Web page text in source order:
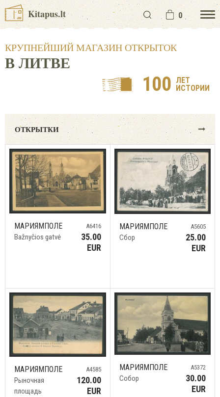
Kitapus.lt 0
КРУПНЕЙШИЙ МАГАЗИН ОТКРЫТОК
В ЛИТВЕ
100 ЛЕТ
ИСТОРИИ
ОТКРЫТКИ
МАРИЯМПОЛЕ
Bažnyčios gatvė
A6416
35.00
EUR
МАРИЯМПОЛЕ
Сбор
A5605
25.00
EUR
МАРИЯМПОЛЕ
Рыночная
площадь
A4585
120.00
EUR
МАРИЯМПОЛЕ
Собор
A5372
30.00
EUR